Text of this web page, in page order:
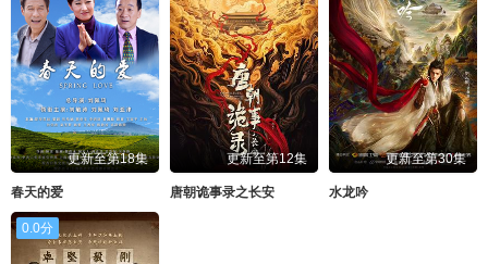
更新至第18集
春天的爱
更新至第12集
唐朝诡事录之长安
更新至第30集
水龙吟
0.0分